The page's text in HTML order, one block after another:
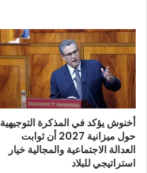
أخنوش يؤكد في المذكرة التوجيهية
حول ميزانية 2027 أن ثوابت
العدالة الاجتماعية والمجالية خيار
استراتيجي للبلاد